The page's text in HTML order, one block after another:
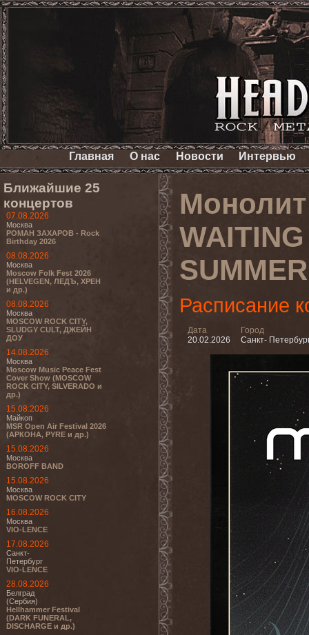
Главная О нас Новости Интервью
Ближайшие 25
концертов
07.08.2026
Москва
РОМАН ЗАХАРОВ - Rock
Birthday 2026
08.08.2026
Москва
Moscow Folk Fest 2026
(HELVEGEN, ЛЕДЪ, ХРЕН
и др.)
08.08.2026
Москва
MOSCOW ROCK CITY,
SLUDGY CULT, ДЖЕЙН
ДОУ
14.08.2026
Москва
Moscow Music Peace Fest
Cover Show (MOSCOW
ROCK CITY, SILVERADO и
др.)
15.08.2026
Майкоп
MSR Open Air Festival 2026
(АРКОНА, PYRE и др.)
15.08.2026
Москва
BOROFF BAND
15.08.2026
Москва
MOSCOW ROCK CITY
16.08.2026
Москва
VIO-LENCE
17.08.2026
Санкт-
Петербург
VIO-LENCE
28.08.2026
Белград
(Сербия)
Hellhammer Festival
(DARK FUNERAL,
DISCHARGE и др.)
Расписание
Дата
20.02.2026
Город
Санкт-